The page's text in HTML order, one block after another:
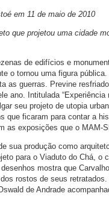
em 11 de maio de 2010
que projetou uma cidade
de edifícios e
o tornou uma figura
as guerras. Previne
ano. Intitulada “Experiência
seu projeto de utopia
que ficaram para contar a
as exposições que o MAM-
sua produção como
para o Viaduto do Chá, o
mostra que
rostos de seus
de Andrade